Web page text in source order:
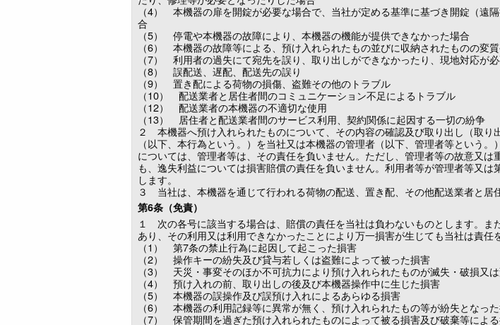
（4） 本機器の扉を開錠が必要な場合で、当社が定める基準に基づき開錠（遠
合
（5） 停電や本機器の故障により、本機器の機能が提供できなかった場合
（6） 本機器の故障等による、預け入れられたもの並びに収納されたものの変
（7） 利用者の過失にて宛先を誤り、取り出しができなかったり、現地対応が
（8） 誤配送、遅配、配送先の誤り
（9） 置き配による荷物の損傷、盗難その他のトラブル
（10） 配送業者と居住者間のコミュニケーション不足によるトラブル
（12） 配送業者の本機器の不適切な使用
（13） 居住者と配送業者間のサービス利用、契約関係に起因する一切の紛争
２ 本機器へ預け入れられたものについて、その内容の確認及び取り出し（取
（以下、本行為という。）を当社又は本機器の管理者（以下、管理者等という
については、管理者等は、その責任を負いません。ただし、管理者等の故意又
も、逸失利益については損害賠償の責任を負いません。利用者等が管理者等又
します。
３ 当社は、本機器を通じて行われる荷物の配送、置き配、その他配送業者と居
第6条（免責）
１ 次の各号に該当する場合は、賠償の責任を当社は負わないものとします。
あり、その利用又は利用できなかったことにより万一損害が生じても当社は責任
（1） 第7条の禁止行為に起因して起こった損害
（2） 操作キーの紛失及び貸与若しくは盗難によって被った損害
（3） 天災・事変そのほか不可抗力により預け入れられたものが滅失・破損又
（4） 預け入れの前、取り出しの後及び本機器操作中に生じた損害
（5） 本機器の誤操作及び誤預け入れによるあらゆる損害
（6） 本機器の利用記録等に異常が無く、預け入れられたもの等が紛失となっ
（7） 保管期間を過ぎた預け入れられたものによって被る損害及び破棄等によ